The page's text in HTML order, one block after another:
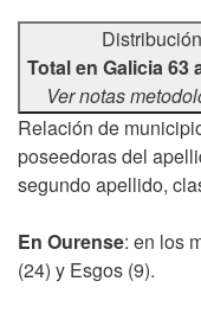
Distribución
Total en Galicia 63
Ver notas
Relación de
poseedoras del
segundo apellido,
En Ourense: en los
(24) y Esgos (9).